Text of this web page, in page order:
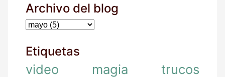
Archivo del blog
Etiquetas
video magia
trucos